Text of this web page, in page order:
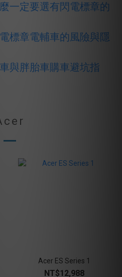
一定要選有閃電標章的
標章電輔車的風險與隱
與胖胎車購車避坑指
Acer ES Series 1
NT$12,988